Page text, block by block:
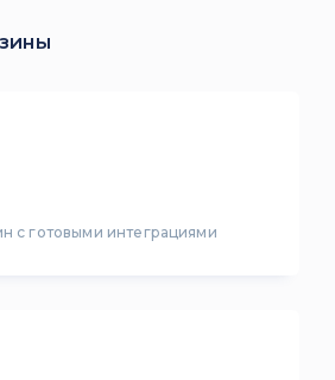
с готовыми интеграциями